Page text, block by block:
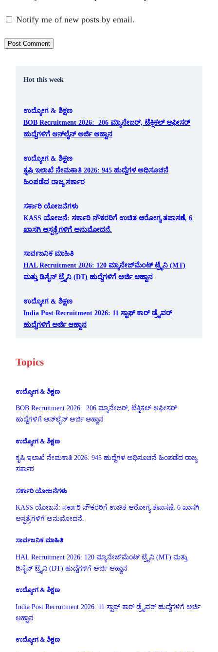
Notify me of new posts by email.
Hot this week
ಉದ್ಯೋಗ & ಶಿಕ್ಷಣ
BOB Recruitment 2026: 206 ಮ್ಯಾನೇಜರ್, ಟೆಕ್ನಿಕಲ್ ಆಫೀಸರ್
ಹುದ್ದೆಗಳಿಗೆ ಆನ್‌ಲೈನ್ ಅರ್ಜಿ ಆಹ್ವಾನ
ಉದ್ಯೋಗ & ಶಿಕ್ಷಣ
ಕೃಷಿ ಇಲಾಖೆ ನೇಮಕಾತಿ 2026: 945 ಹುದ್ದೆಗಳ ಅಧಿಸೂಚನೆ
ಹಿಂಪಡೆದ ರಾಜ್ಯ ಸರ್ಕಾರ
ಸರ್ಕಾರಿ ಯೋಜನೆಗಳು
KASS ಯೋಜನೆ: ಸರ್ಕಾರಿ ನೌಕರರಿಗೆ ಉಚಿತ ಆರೋಗ್ಯ ತಪಾಸಣೆ, 6
ಖಾಸಗಿ ಆಸ್ಪತ್ರೆಗಳಿಗೆ ಅನುಮೋದನೆ.
ಸಾರ್ವಜನಿಕ ಮಾಹಿತಿ
HAL Recruitment 2026: 120 ಮ್ಯಾನೇಜ್‌ಮೆಂಟ್ ಟ್ರೈನಿ (MT)
ಮತ್ತು ಡಿಸೈನ್ ಟ್ರೈನಿ (DT) ಹುದ್ದೆಗಳಿಗೆ ಅರ್ಜಿ ಆಹ್ವಾನ
ಉದ್ಯೋಗ & ಶಿಕ್ಷಣ
India Post Recruitment 2026: 11 ಸ್ಟಾಫ್ ಕಾರ್ ಡ್ರೈವರ್
ಹುದ್ದೆಗಳಿಗೆ ಅರ್ಜಿ ಆಹ್ವಾನ
Topics
ಉದ್ಯೋಗ & ಶಿಕ್ಷಣ
BOB Recruitment 2026: 206 ಮ್ಯಾನೇಜರ್, ಟೆಕ್ನಿಕಲ್ ಆಫೀಸರ್
ಹುದ್ದೆಗಳಿಗೆ ಆನ್‌ಲೈನ್ ಅರ್ಜಿ ಆಹ್ವಾನ
ಉದ್ಯೋಗ & ಶಿಕ್ಷಣ
ಕೃಷಿ ಇಲಾಖೆ ನೇಮಕಾತಿ 2026: 945 ಹುದ್ದೆಗಳ ಅಧಿಸೂಚನೆ ಹಿಂಪಡೆದ ರಾಜ್ಯ
ಸರ್ಕಾರ
ಸರ್ಕಾರಿ ಯೋಜನೆಗಳು
KASS ಯೋಜನೆ: ಸರ್ಕಾರಿ ನೌಕರರಿಗೆ ಉಚಿತ ಆರೋಗ್ಯ ತಪಾಸಣೆ, 6 ಖಾಸಗಿ
ಆಸ್ಪತ್ರೆಗಳಿಗೆ ಅನುಮೋದನೆ.
ಸಾರ್ವಜನಿಕ ಮಾಹಿತಿ
HAL Recruitment 2026: 120 ಮ್ಯಾನೇಜ್‌ಮೆಂಟ್ ಟ್ರೈನಿ (MT) ಮತ್ತು
ಡಿಸೈನ್ ಟ್ರೈನಿ (DT) ಹುದ್ದೆಗಳಿಗೆ ಅರ್ಜಿ ಆಹ್ವಾನ
ಉದ್ಯೋಗ & ಶಿಕ್ಷಣ
India Post Recruitment 2026: 11 ಸ್ಟಾಫ್ ಕಾರ್ ಡ್ರೈವರ್ ಹುದ್ದೆಗಳಿಗೆ ಅರ್ಜಿ
ಆಹ್ವಾನ
ಉದ್ಯೋಗ & ಶಿಕ್ಷಣ